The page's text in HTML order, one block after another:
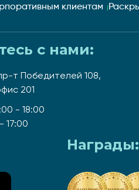
клиентам
с нами:
т Победителей 108,
201
- 18:00
17:00
Награды: